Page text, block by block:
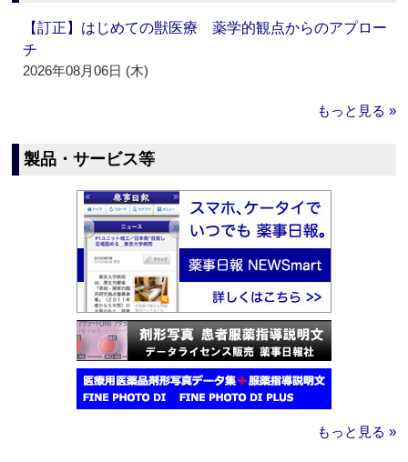
【訂正】はじめての獣医療 薬学的観点からのアプロー
チ
2026年08月06日 (木)
もっと見る »
製品・サービス等
もっと見る »